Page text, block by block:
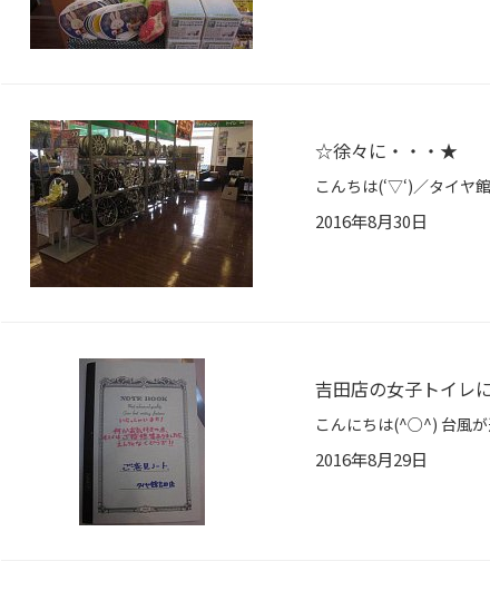
☆徐々に・・・★
2016年8月30日
吉田店の女子トイレ
2016年8月29日